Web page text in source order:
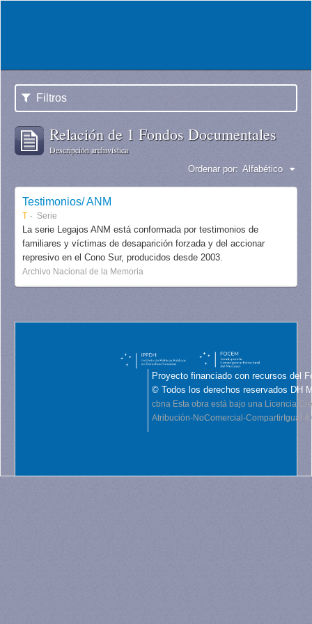
Filtros
Relación de 1 Fondos Documentales
Descripción archivística
Ordenar por: Alfabético
Testimonios/ ANM
T Serie
La serie Legajos ANM está conformada por testimonios de
familiares y víctimas de desaparición forzada y del accionar
represivo en el Cono Sur, producidos desde 2003.
Archivo Nacional de la Memoria
Proyecto financiado con recursos del
© Todos los derechos reservados DH
cbna Esta obra está bajo una Licencia
Atribución-NoComercial-CompartirIgual